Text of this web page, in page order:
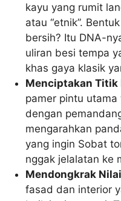
kayu yang rumit
atau “etnik”.
bersih? Itu DNA-
uliran besi tempa
khas gaya klasik
Menciptakan Titik
pamer pintu utama
dengan
mengarahkan
yang ingin Sobat
nggak jelalatan ke
Mendongkrak
fasad dan interior